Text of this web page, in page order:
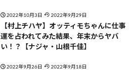
2022年10月3日 2022年9月29日
【村上チハヤ】オッティモちゃんに仕事
運を占われてみた結果、年末からヤバ
い！？【ナジャ・山根千佳】
2022年9月26日 2022年9月18日